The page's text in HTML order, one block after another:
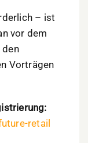
– ist
vor dem
Vorträgen
retail